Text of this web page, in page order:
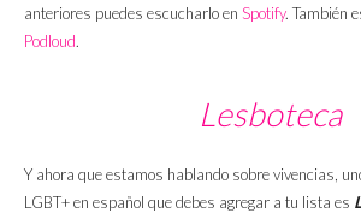
anteriores puedes escucharlo en Spotify. También
Podloud.
Lesboteca
Y ahora que estamos hablando sobre vivencias,
LGBT+ en español que debes agregar a tu lista es